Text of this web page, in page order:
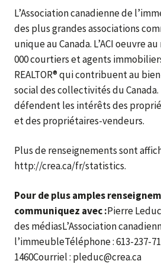
L’Association canadienne de
des plus grandes associations
unique au Canada. L’ACI oeuvre
000 courtiers et agents
REALTOR® qui contribuent au
social des collectivités du
défendent les intérêts des
et des propriétaires-vendeurs.
Plus de renseignements sont
http://crea.ca/fr/statistics.
Pour de plus amples
communiquez avec :Pierre
des médiasL’Association
l’immeubleTéléphone : 613-237-
1460Courriel : pleduc@crea.ca